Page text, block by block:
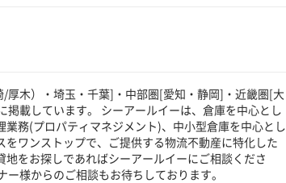
厚木）・埼玉・千葉]・中部圏[愛知・静岡]・近畿圏[大
載しています。 シーアールイーは、倉庫を中心とし
務(プロパティマネジメント)、中小型倉庫を中心とし
ワンストップで、ご提供する物流不動産に特化した
をお探しであればシーアールイーにご相談くださ
様からのご相談もお待ちしております。